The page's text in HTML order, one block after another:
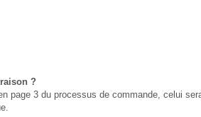
?
page 3 du processus de commande, celui